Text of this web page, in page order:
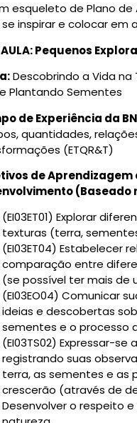
esqueleto de Plano
inspirar e colocar em
AULA: Pequenos
Descobrindo a Vida na
Plantando Sementes
de Experiência da
quantidades,
(ETQR&T)
de Aprendizagem
(Baseado
(EI03ET01) Explorar
texturas (terra,
(EI03ET04) Estabelecer
comparação entre
(se possível ter mais de
(EI03EO04) Comunicar
ideias e descobertas
sementes e o processo
(EI03TS02) Expressar-
registrando suas
terra, as sementes e as
crescerão (através de
Desenvolver o respeito